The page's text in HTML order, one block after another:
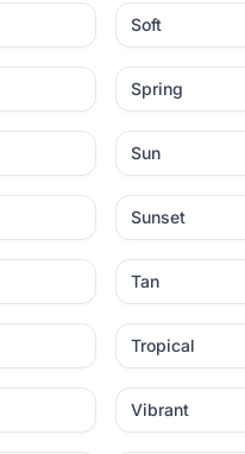
Soft
Spring
Sun
Sunset
Tan
Tropical
Vibrant